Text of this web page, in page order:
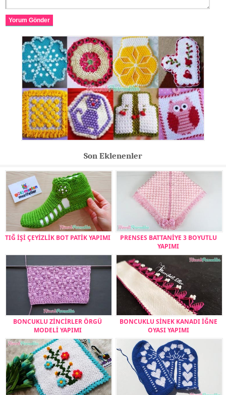
Yorum Gönder
Son Eklenenler
TIĞ İŞİ ÇEYİZLİK BOT PATİK YAPIMI
PRENSES BATTANİYE 3 BOYUTLU
YAPIMI
BONCUKLU ZİNCİRLER ÖRGÜ
MODELİ YAPIMI
BONCUKLU SİNEK KANADI İĞNE
OYASI YAPIMI